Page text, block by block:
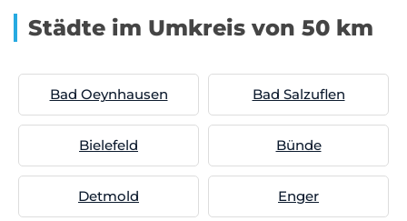
Städte im Umkreis von 50 km
Bad Oeynhausen Bad Salzuflen
Bielefeld Bünde
Detmold Enger